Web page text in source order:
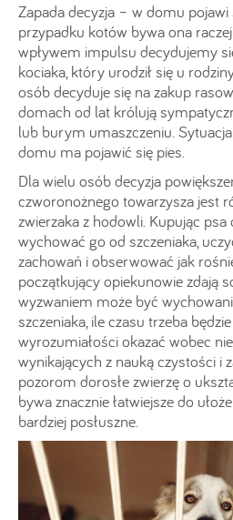
Zapada decyzja – w domu pojawi
przypadku kotów bywa ona
wpływem impulsu decydujemy
kociaka, który urodził się u
osób decyduje się na zakup
domach od lat królują
lub burym umaszczeniu.
domu ma pojawić się pies.
Dla wielu osób decyzja
czworonożnego towarzysza jest
zwierzaka z hodowli. Kupując
wychować go od szczeniaka,
zachowań i obserwować jak
początkujący opiekunowie zdają
wyzwaniem może być
szczeniaka, ile czasu trzeba
wyrozumiałości okazać wobec
wynikających z nauką czystości i
pozorom dorosłe zwierzę o
bywa znacznie łatwiejsze do
bardziej posłuszne.